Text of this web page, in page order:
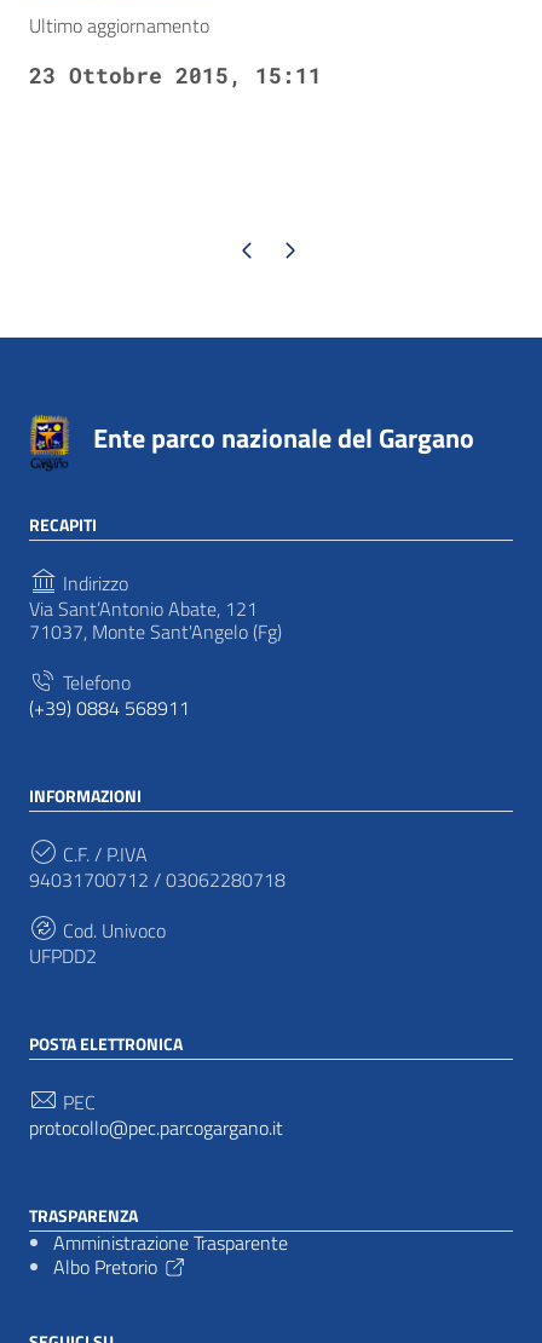
Ultimo aggiornamento
23 Ottobre 2015, 15:11
Pagina precedente
Pagina successiva
Ente parco nazionale del Gargano
RECAPITI
Indirizzo
Via Sant’Antonio Abate, 121
71037, Monte Sant'Angelo (Fg)
Telefono
(+39) 0884 568911
INFORMAZIONI
C.F. / P.IVA
94031700712 / 03062280718
Cod. Univoco
UFPDD2
POSTA ELETTRONICA
PEC
protocollo@pec.parcogargano.it
TRASPARENZA
Amministrazione Trasparente
Albo Pretorio